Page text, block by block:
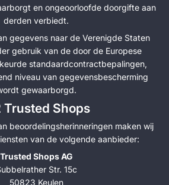
en ongeoorloofde doorgifte aan
derden verbiedt.
gegevens naar de Verenigde Staten
gebruik van de door de Europese
standaardcontractbepalingen,
niveau van gegevensbescherming
gewaarborgd.
Trusted Shops
beoordelingsherinneringen maken wij
van de volgende aanbieder:
Trusted Shops AG
Str. 15c
50823 Keulen